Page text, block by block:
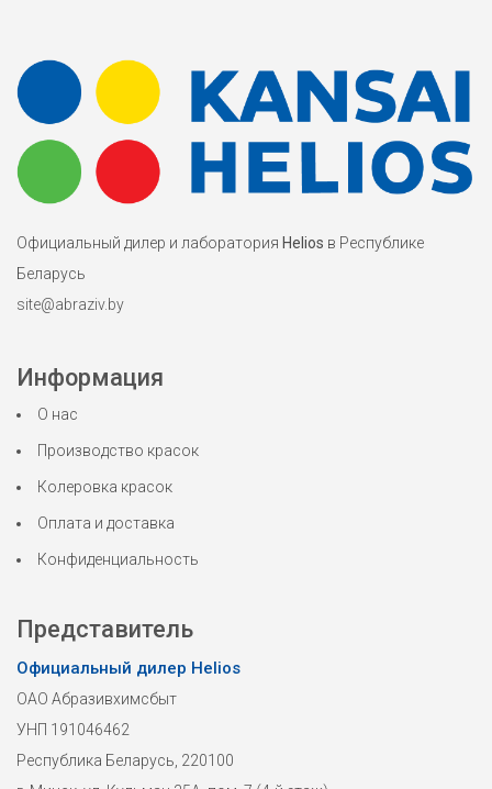
Официальный дилер и лаборатория Helios в Республике
Беларусь
site@abraziv.by
Информация
О нас
Производство красок
Колеровка красок
Оплата и доставка
Конфиденциальность
Представитель
Официальный дилер Helios
ОАО Абразивхимсбыт
УНП 191046462
Республика Беларусь, 220100